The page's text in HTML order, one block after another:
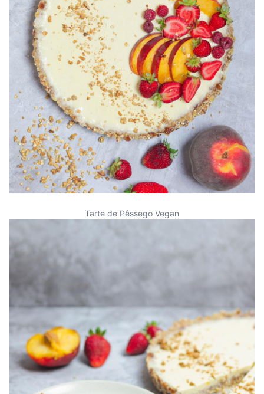
Tarte de Pêssego Vegan